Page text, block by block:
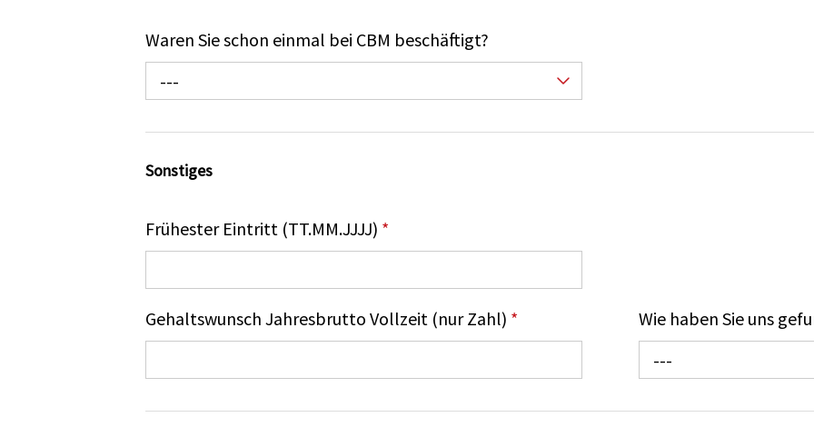
Waren Sie schon einmal bei CBM beschäftigt?
---
Sonstiges
Frühester Eintritt (TT.MM.JJJJ) *
Gehaltswunsch Jahresbrutto Vollzeit (nur Zahl) * Wie haben Sie uns
---